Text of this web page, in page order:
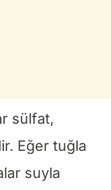
sülfat,
Eğer tuğla
suyla